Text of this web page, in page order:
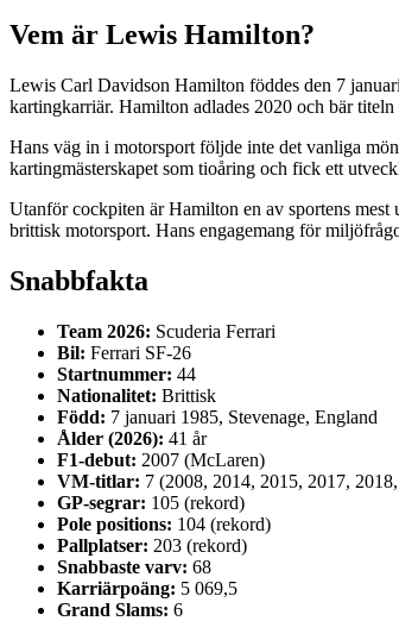
Vem är Lewis Hamilton?
Lewis Carl Davidson Hamilton föddes den 7
kartingkarriär. Hamilton adlades 2020 och bär
Hans väg in i motorsport följde inte det vanliga
kartingmästerskapet som tioåring och fick ett
Utanför cockpiten är Hamilton en av sportens
brittisk motorsport. Hans engagemang för
Snabbfakta
Team 2026: Scuderia Ferrari
Bil: Ferrari SF-26
Startnummer: 44
Nationalitet: Brittisk
Född: 7 januari 1985, Stevenage, England
Ålder (2026): 41 år
F1-debut: 2007 (McLaren)
VM-titlar: 7 (2008, 2014, 2015, 2017,
GP-segrar: 105 (rekord)
Pole positions: 104 (rekord)
Pallplatser: 203 (rekord)
Snabbaste varv: 68
Karriärpoäng: 5 069,5
Grand Slams: 6